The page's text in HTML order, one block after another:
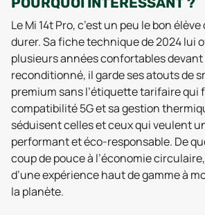
Le Mi 14t Pro, c’est un peu le bon
durer. Sa fiche technique de 2024 lui
plusieurs années confortables devant
reconditionné, il garde ses atouts de
premium sans l’étiquette tarifaire qui
compatibilité 5G et sa gestion
séduisent celles et ceux qui veulent
performant et éco-responsable. De
coup de pouce à l’économie
d’une expérience haut de gamme à
la planète.